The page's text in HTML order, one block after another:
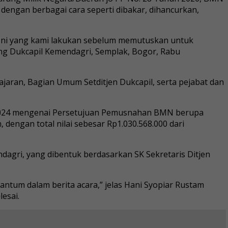
berbagai cara seperti dibakar, dihancurkan,
yang kami lakukan sebelum memutuskan untuk
Dukcapil Kemendagri, Semplak, Bogor, Rabu
Bagian Umum Setditjen Dukcapil, serta pejabat dan
mengenai Persetujuan Pemusnahan BMN berupa
total nilai sebesar Rp1.030.568.000 dari
yang dibentuk berdasarkan SK Sekretaris Ditjen
dalam berita acara,” jelas Hani Syopiar Rustam